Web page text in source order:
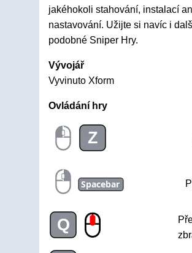
jakéhokoli stahování, instalací
nastavování. Užijte si navíc i
podobné Sniper Hry.
Vývojář
Vyvinuto Xform
Ovládání hry
Z
Spacebar
Q